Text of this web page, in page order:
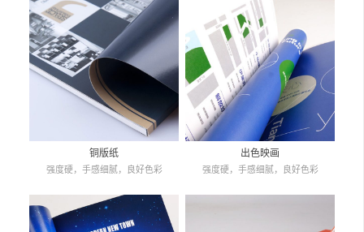
铜版纸
强度硬，手感细腻，良好色彩
出色映画
强度硬，手感细腻，良好色彩